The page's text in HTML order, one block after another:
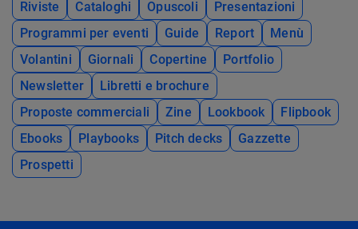
Riviste Cataloghi Opuscoli
Presentazioni
Programmi per eventi
Guide Report
Menù
Volantini
Giornali Copertine
Portfolio
Newsletter
Libretti e brochure
Proposte commerciali
Zine Lookbook
Flipbook
Ebooks
Playbooks Pitch decks
Gazzette
Prospetti